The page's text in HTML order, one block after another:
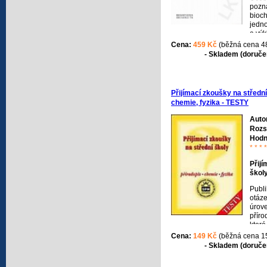
a
je
Cena: 459 Kč (běžná cena
- Skladem
Přijímací zkoušky na
chemie, fyzika - TESTY
* * *
Cena: 149 Kč (běžná cena
- Skladem